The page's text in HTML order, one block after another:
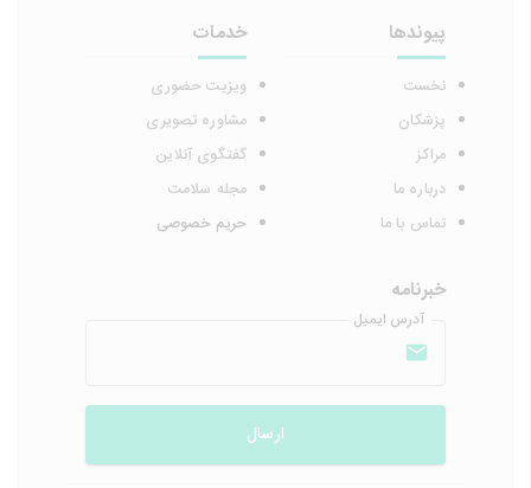
پیوندها
نخست
پزشکان
مراکز
درباره ما
تماس با ما
خدمات
ویزیت حضوری
مشاوره تصویری
گفتگوی آنلاین
مجله سلامت
حریم خصوصی
خبرنامه
آدرس ایمیل
ارسال